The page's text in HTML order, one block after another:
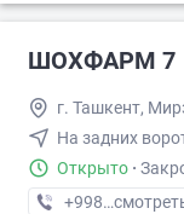
ШОХФАРМ 7
г. Ташкент,
На задних
Открыто ·
+998 (99) XXX-